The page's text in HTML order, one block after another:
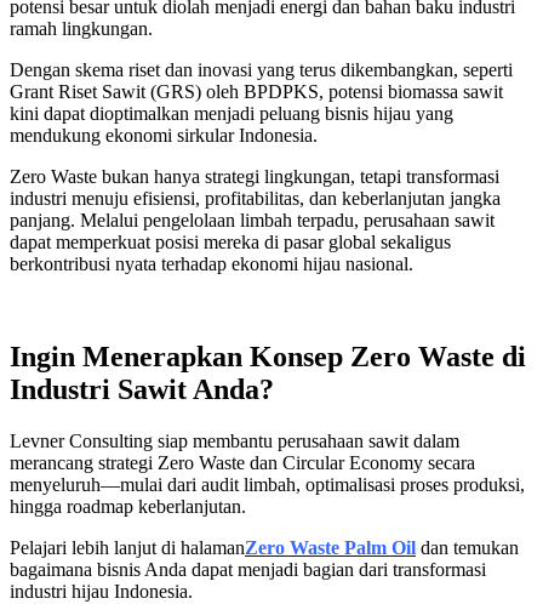
potensi besar untuk diolah menjadi energi dan bahan baku industri
ramah lingkungan.
Dengan skema riset dan inovasi yang terus dikembangkan, seperti
Grant Riset Sawit (GRS) oleh BPDPKS, potensi biomassa sawit
kini dapat dioptimalkan menjadi peluang bisnis hijau yang
mendukung ekonomi sirkular Indonesia.
Zero Waste bukan hanya strategi lingkungan, tetapi transformasi
industri menuju efisiensi, profitabilitas, dan keberlanjutan jangka
panjang. Melalui pengelolaan limbah terpadu, perusahaan sawit
dapat memperkuat posisi mereka di pasar global sekaligus
berkontribusi nyata terhadap ekonomi hijau nasional.
Ingin Menerapkan Konsep Zero Waste di
Industri Sawit Anda?
Levner Consulting siap membantu perusahaan sawit dalam
merancang strategi Zero Waste dan Circular Economy secara
menyeluruh—mulai dari audit limbah, optimalisasi proses produksi,
hingga roadmap keberlanjutan.
Pelajari lebih lanjut di halamanZero Waste Palm Oil dan temukan
bagaimana bisnis Anda dapat menjadi bagian dari transformasi
industri hijau Indonesia.